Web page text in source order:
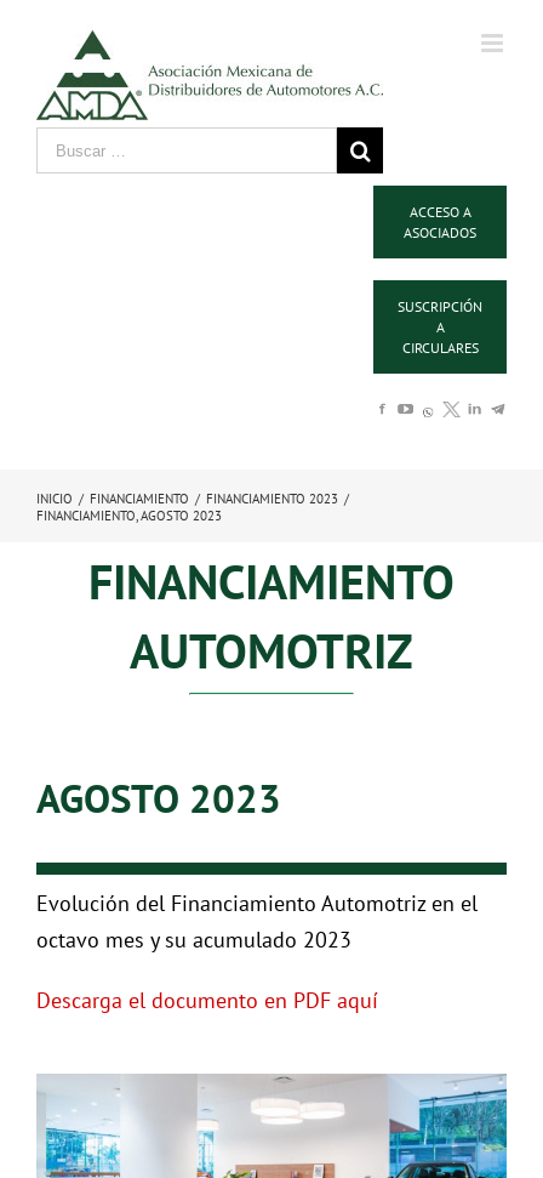
ACCESO A
ASOCIADOS
SUSCRIPCIÓN
A
CIRCULARES
INICIO / FINANCIAMIENTO / FINANCIAMIENTO 2023 /
FINANCIAMIENTO, AGOSTO 2023
FINANCIAMIENTO
AUTOMOTRIZ
AGOSTO 2023
Evolución del Financiamiento Automotriz en el
octavo mes y su acumulado 2023
Descarga el documento en PDF aquí